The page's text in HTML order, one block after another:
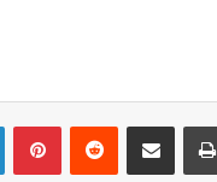
LinkedInPinterestReddit Condividi via Email